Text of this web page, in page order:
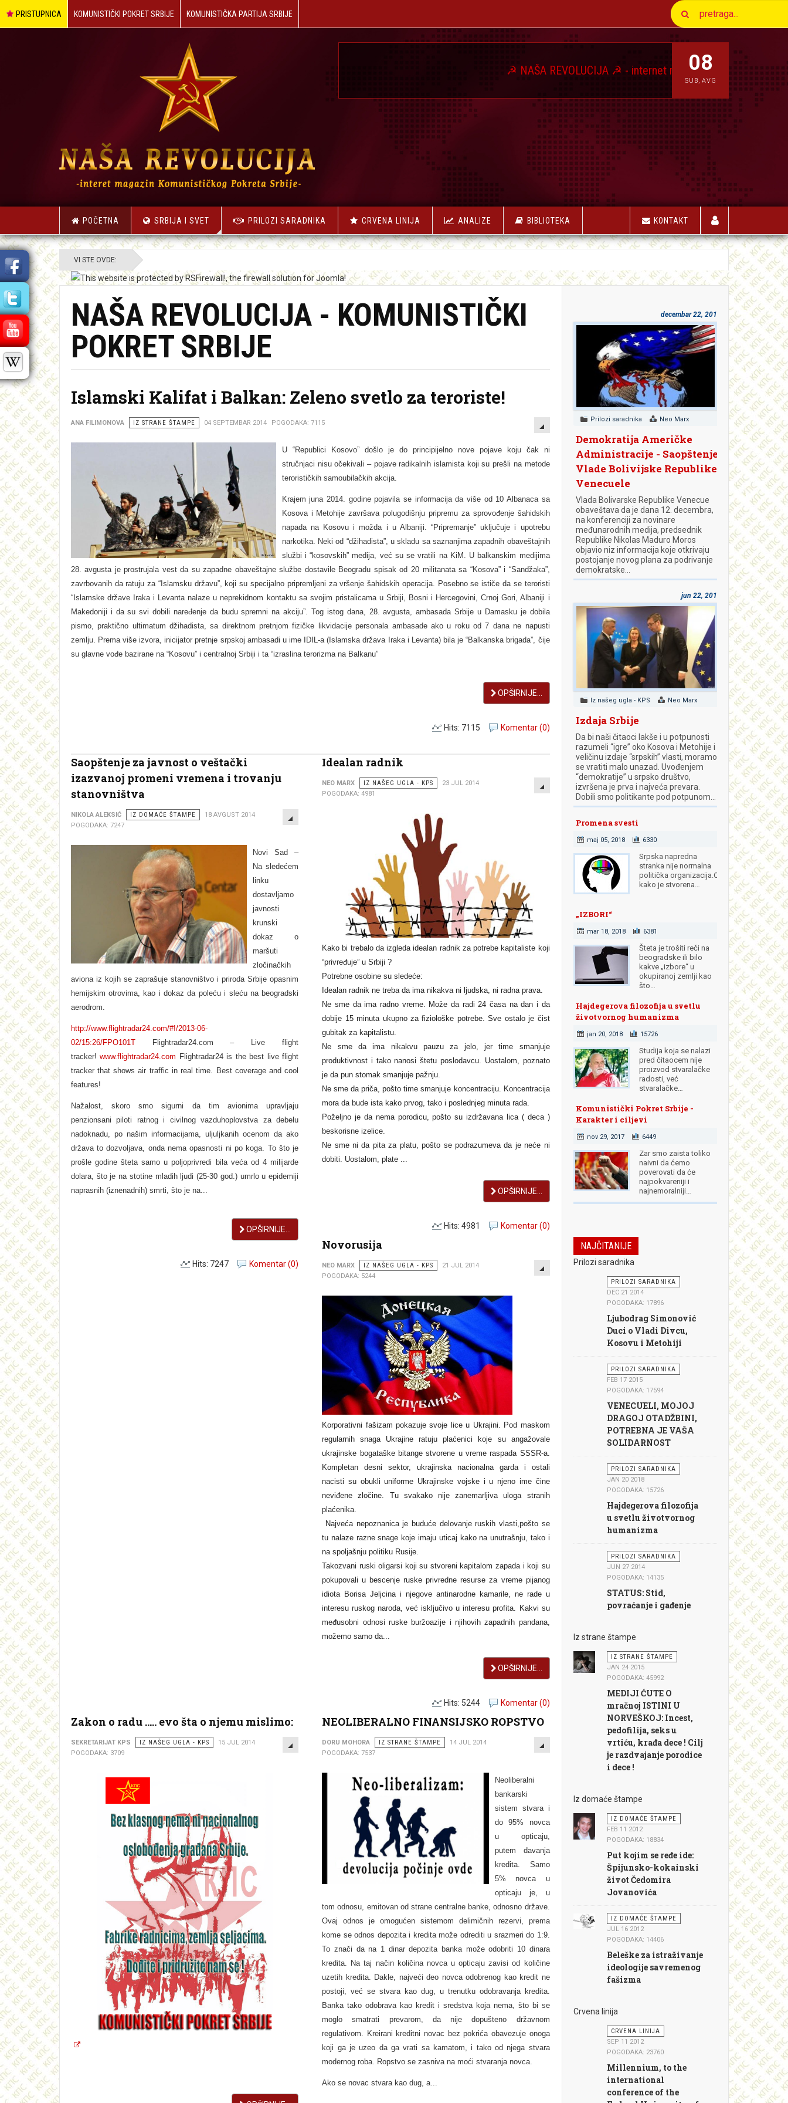
PRISTUPNICA KOMUNISTIČKI POKRET SRBIJE KOMUNISTIČKA PARTIJA SRBIJE
NAŠA REVOLUCIJA ☭ - internet magazin Komunističkog Pokreta
08
SUB,AVG
POČETNA SRBIJA I SVET PRILOZI SARADNIKA CRVENA LINIJA ANALIZE BIBLIOTEKA KONTAKT
VI STE OVDE:
NAŠA REVOLUCIJA - KOMUNISTIČKI
POKRET SRBIJE
Islamski Kalifat i Balkan: Zeleno svetlo za teroriste!
EMPTY
ANA FILIMONOVA IZ STRANE ŠTAMPE 04 SEPTEMBAR 2014 POGODAKA: 7115
U “Republici Kosovo” došlo je do principijelno nove pojave koju čak ni
stručnjaci nisu očekivali – pojave radikalnih islamista koji su prešli na metode
terorističkih samoubilačkih akcija.
Krajem juna 2014. godine pojavila se informacija da više od 10 Albanaca sa
Kosova i Metohije završava polugodišnju pripremu za sprovođenje šahidskih
napada na Kosovu i možda i u Albaniji. “Pripremanje” uklјučuje i upotrebu
narkotika. Neki od “džihadista”, u skladu sa saznanjima zapadnih obaveštajnih
službi i “kosovskih” medija, već su se vratili na KiM. U balkanskim medijima
28. avgusta je prostrujala vest da su zapadne obaveštajne službe dostavile Beogradu spisak od 20 militanata sa “Kosova” i “Sandžaka”,
zavrbovanih da ratuju za “Islamsku državu”, koji su specijalno pripremlјeni za vršenje šahidskih operacija. Posebno se ističe da se teroristi
“Islamske države Iraka i Levanta nalaze u neprekidnom kontaktu sa svojim pristalicama u Srbiji, Bosni i Hercegovini, Crnoj Gori, Albaniji i
Makedoniji i da su svi dobili naređenje da budu spremni na akciju”. Tog istog dana, 28. avgusta, ambasada Srbije u Damasku je dobila
pismo, praktično ultimatum džihadista, sa direktnom pretnjom fizičke likvidacije personala ambasade ako u roku od 7 dana ne napusti
zemlјu. Prema više izvora, inicijator pretnje srpskoj ambasadi u ime IDIL-a (Islamska država Iraka i Levanta) bila je “Balkanska brigada”, čije
su glavne vođe bazirane na “Kosovu” i centralnoj Srbiji i ta “izraslina terorizma na Balkanu”
OPŠIRNIJE...
Komentar (0)
Hits: 7115
Saopštenje za javnost o veštački
izazvanoj promeni vremena i trovanju
stanovništva
EMPTY
NIKOLA ALEKSIĆ IZ DOMAĆE ŠTAMPE
18 AVGUST 2014
POGODAKA: 7247
Novi Sad –
Na sledećem
linku
dostavljamo
javnosti
krunski
dokaz o
maršuti
zločinačkih
aviona iz kojih se zaprašuje stanovništvo i priroda Srbije opasnim
hemijskim otrovima, kao i dokaz da poleću i sleću na beogradski
aerodrom.
http://www.flightradar24.com/#!/2013-06-
02/15:26/FPO101TFlightradar24.com – Live flight
tracker!www.flightradar24.com Flightradar24 is the best live flight
tracker that shows air traffic in real time. Best coverage and cool
features!
Nažalost, skoro smo sigurni da tim avionima upravljaju
penzionsani piloti ratnog i civilnog vazduhoplovstva za debelu
nadoknadu, po našim informacijama, uljuljkanih ocenom da ako
država to dozvoljava, onda nema opasnosti ni po koga. To što je
prošle godine šteta samo u poljoprivredi bila veća od 4 milijarde
dolara, što je na stotine mladih ljudi (25-30 god.) umrlo u epidemiji
naprasnih (iznenadnih) smrti, što je na...
OPŠIRNIJE...
Komentar (0)
Hits: 7247
Idealan radnik
EMPTY
NEO MARX IZ NAŠEG UGLA - KPS
23 JUL 2014
POGODAKA: 4981
Kako bi trebalo da izgleda idealan radnik za potrebe kapitaliste koji
“privređuje” u Srbiji ?
Potrebne osobine su sledeće:
Idealan radnik ne treba da ima nikakva ni ljudska, ni radna prava.
Ne sme da ima radno vreme. Može da radi 24 časa na dan i da
dobije 15 minuta ukupno za fiziološke potrebe. Sve ostalo je čist
gubitak za kapitalistu.
Ne sme da ima nikakvu pauzu za jelo, jer time smanjuje
produktivnost i tako nanosi štetu poslodavcu. Uostalom, poznato
je da pun stomak smanjuje pažnju.
Ne sme da priča, pošto time smanjuje koncentraciju. Koncentracija
mora da bude ista kako prvog, tako i poslednjeg minuta rada.
Poželjno je da nema porodicu, pošto su izdržavana lica ( deca )
beskorisne izelice.
Ne sme ni da pita za platu, pošto se podrazumeva da je neće ni
dobiti. Uostalom, plate ...
OPŠIRNIJE...
Komentar (0)
Hits: 4981
Novorusija
EMPTY
NEO MARX IZ NAŠEG UGLA - KPS
21 JUL 2014
POGODAKA: 5244
Korporativni fašizam pokazuje svoje lice u Ukrajini. Pod maskom
regularnih snaga Ukrajine ratuju plaćenici koje su angažovale
ukrajinske bogataške bitange stvorene u vreme raspada SSSR-a.
Kompletan desni sektor, ukrajinska nacionalna garda i ostali
nacisti su obukli uniforme Ukrajinske vojske i u njeno ime čine
neviđene zločine. Tu svakako nije zanemarljiva uloga stranih
plaćenika.
Najveća nepoznanica je buduće delovanje ruskih vlasti,pošto se
tu nalaze razne snage koje imaju uticaj kako na unutrašnju, tako i
na spoljašnju politiku Rusije.
Takozvani ruski oligarsi koji su stvoreni kapitalom zapada i koji su
pokupovali u bescenje ruske privredne resurse za vreme pijanog
idiota Borisa Jeljcina i njegove antinarodne kamarile, ne rade u
interesu ruskog naroda, već isključivo u interesu profita. Kakvi su
međusobni odnosi ruske buržoazije i njihovih zapadnih pandana,
možemo samo da...
OPŠIRNIJE...
Komentar (0)
Hits: 5244
Zakon o radu ..... evo šta o njemu mislimo:
EMPTY
SEKRETARIJAT KPS IZ NAŠEG UGLA - KPS
15 JUL 2014
POGODAKA: 3709
NEOLIBERALNO FINANSIJSKO ROPSTVO
EMPTY
DORU MOHORA IZ STRANE ŠTAMPE
14 JUL 2014
POGODAKA: 7537
Neoliberalni
bankarski
sistem stvara i
do 95% novca
u opticaju,
putem davanja
kredita. Samo
5% novca u
opticaju je, u
tom odnosu, emitovan od strane centralne banke, odnosno države.
Ovaj odnos je omogućen sistemom delimičnih rezervi, prema
kome se odnos depozita i kredita može odrediti u srazmeri do 1:9.
To znači da na 1 dinar depozita banka može odobriti 10 dinara
kredita. Na taj način količina novca u opticaju zavisi od količine
uzetih kredita. Dakle, najveći deo novca odobrenog kao kredit ne
postoji, već se stvara kao dug, u trenutku odobravanja kredita.
Banka tako odobrava kao kredit i sredstva koja nema, što bi se
moglo smatrati prevarom, da nije dopušteno državnom
regulativom. Kreirani kreditni novac bez pokrića obavezuje onoga
koji ga je uzeo da ga vrati sa kamatom, i tako od njega stvara
modernog roba. Ropstvo se zasniva na moći stvaranja novca.
Ako se novac stvara kao dug, a...
decembar 22, 2018
Prilozi saradnika Neo Marx
Demokratija Američke
Administracije - Saopštenje
Vlade Bolivijske Republike
Venecuele
Vlada Bolivarske Republike Venecue
obaveštava da je dana 12. decembra,
na konferenciji za novinare
međunarodnih medija, predsednik
Republike Nikolas Maduro Moros
objavio niz informacija koje otkrivaju
postojanje novog plana za podrivanje
demokratske…
jun 22, 2018
Iz našeg ugla - KPS Neo Marx
Izdaja Srbije
Da bi naši čitaoci lakše i u potpunosti
razumeli “igre” oko Kosova i Metohije i
veličinu izdaje “srpskih” vlasti, moramo
se vratiti malo unazad. Uvođenjem
“demokratije” u srpsko društvo,
izvršena je prva i najveća prevara.
Dobili smo politikante pod potpunom…
Promena svesti
maj 05, 2018 6330
Srpska napredna
stranka nije normalna
politička organizacija.Od
kako je stvorena…
„IZBORI“
mar 18, 2018 6381
Šteta je trošiti reči na
beogradske ili bilo
kakve „izbore“ u
okupiranoj zemlji kao
što…
Hajdegerova filozofija u svetlu
životvornog humanizma
jan 20, 2018 15726
Studija koja se nalazi
pred čitaocem nije
proizvod stvaralačke
radosti, već
stvaralačke…
Komunistički Pokret Srbije -
Karakter i ciljevi
nov 29, 2017 6449
Zar smo zaista toliko
naivni da ćemo
poverovati da će
najpokvareniji i
najnemoralniji…
NAJČITANIJE
Prilozi saradnika
PRILOZI SARADNIKA
DEC 21 2014
POGODAKA: 17896
Ljubodrag Simonović
Duci o Vladi Divcu,
Kosovu i Metohiji
PRILOZI SARADNIKA
FEB 17 2015
POGODAKA: 17594
VENECUELI, MOJOJ
DRAGOJ OTADŽBINI,
POTREBNA JE VAŠA
SOLIDARNOST
PRILOZI SARADNIKA
JAN 20 2018
POGODAKA: 15726
Hajdegerova filozofija
u svetlu životvornog
humanizma
PRILOZI SARADNIKA
JUN 27 2014
POGODAKA: 14135
STATUS: Stid,
povraćanje i gađenje
Iz strane štampe
IZ STRANE ŠTAMPE
JAN 24 2015
POGODAKA: 45992
MEDIJI ĆUTE O
mračnoj ISTINI U
NORVEŠKOJ: Incest,
pedofilija, seks u
vrtiću, krađa dece ! Cilj
je razdvajanje porodice
i dece !
Iz domaće štampe
IZ DOMAĆE ŠTAMPE
FEB 11 2012
POGODAKA: 18834
Put kojim se ređe ide:
Špijunsko-kokainski
život Čedomira
Jovanovića
IZ DOMAĆE ŠTAMPE
JUL 16 2012
POGODAKA: 14406
Beleške za istraživanje
ideologije savremenog
fašizma
Crvena linija
CRVENA LINIJA
SEP 11 2012
POGODAKA: 23760
Millennium, to the
international
conference of the